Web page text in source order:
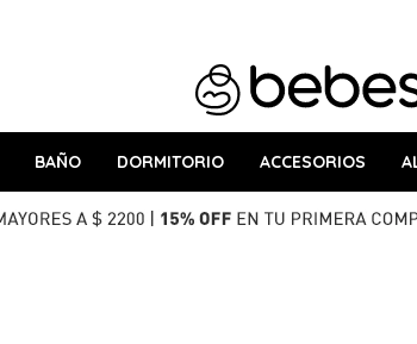
BAÑO DORMITORIO ACCESORIOS